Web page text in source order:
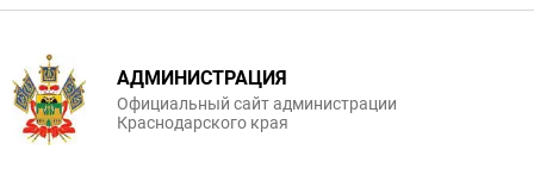
АДМИНИСТРАЦИЯ
Официальный сайт администрации
Краснодарского края